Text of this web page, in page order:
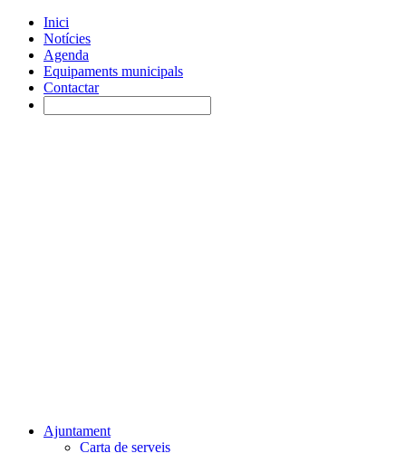
Inici
Notícies
Agenda
Equipaments municipals
Contactar
Ajuntament
Carta de serveis